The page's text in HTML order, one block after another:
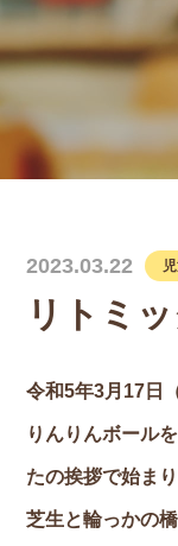
2023.03.22
リトミ
令和5年3月17日
りんりんボール
たの挨拶で始まり
芝生と輪っかの